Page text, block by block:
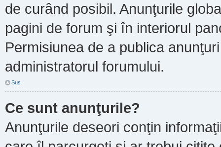
de curând posibil. Anunţurile
pagini de forum şi în interiorul
Permisiunea de a publica
administratorul forumului.
Sus
Ce sunt anunţurile?
Anunţurile deseori conţin